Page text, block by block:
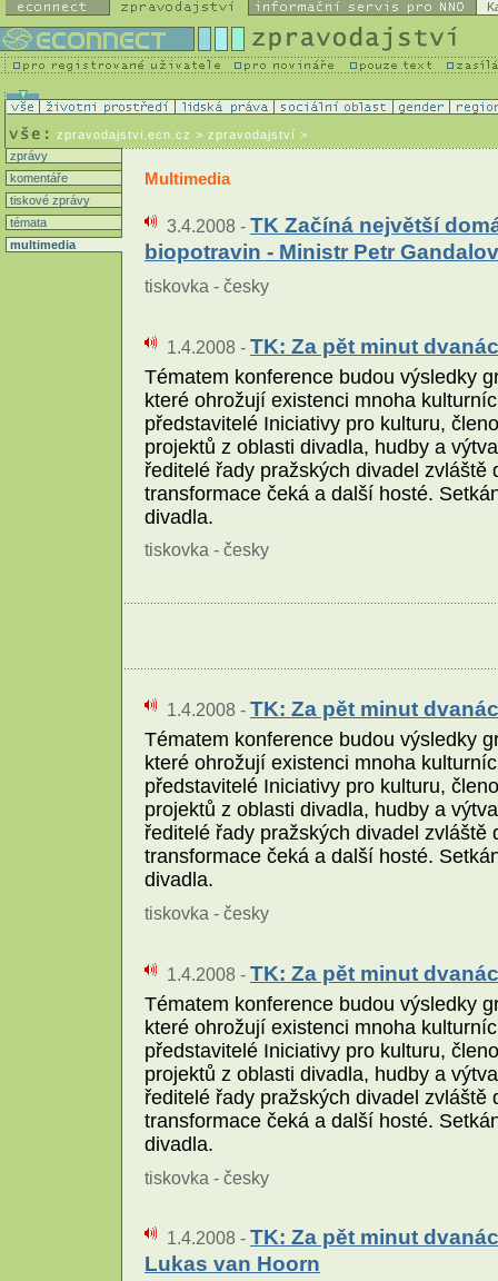
zpravodajstvi.ecn.cz > zpravodajství >
zprávy
komentáře
tiskové zprávy
témata
multimedia
Multimedia
3.4.2008 - TK Začíná největší
biopotravin - Ministr Petr
tiskovka - česky
1.4.2008 - TK: Za pět minut
Tématem konference budou výsledky
které ohrožují existenci mnoha
představitelé Iniciativy pro kulturu,
projektů z oblasti divadla, hudby a
ředitelé řady pražských divadel
transformace čeká a další hosté.
divadla.
tiskovka - česky
1.4.2008 - TK: Za pět minut
Tématem konference budou výsledky
které ohrožují existenci mnoha
představitelé Iniciativy pro kulturu,
projektů z oblasti divadla, hudby a
ředitelé řady pražských divadel
transformace čeká a další hosté.
divadla.
tiskovka - česky
1.4.2008 - TK: Za pět minut
Tématem konference budou výsledky
které ohrožují existenci mnoha
představitelé Iniciativy pro kulturu,
projektů z oblasti divadla, hudby a
ředitelé řady pražských divadel
transformace čeká a další hosté.
divadla.
tiskovka - česky
1.4.2008 - TK: Za pět minut
Lukas van Hoorn